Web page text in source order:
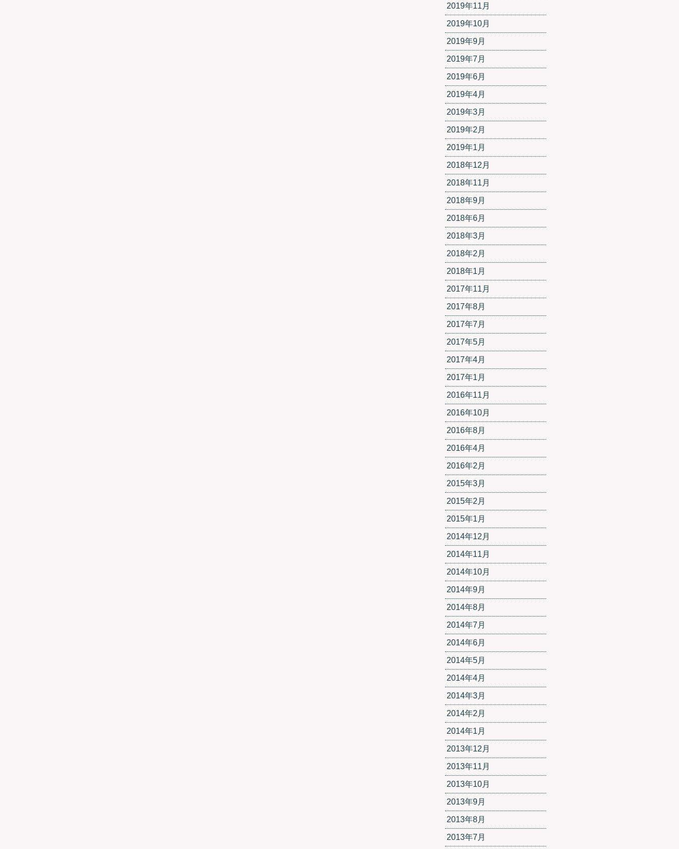
2019年11月
2019年10月
2019年9月
2019年7月
2019年6月
2019年4月
2019年3月
2019年2月
2019年1月
2018年12月
2018年11月
2018年9月
2018年6月
2018年3月
2018年2月
2018年1月
2017年11月
2017年8月
2017年7月
2017年5月
2017年4月
2017年1月
2016年11月
2016年10月
2016年8月
2016年4月
2016年2月
2015年3月
2015年2月
2015年1月
2014年12月
2014年11月
2014年10月
2014年9月
2014年8月
2014年7月
2014年6月
2014年5月
2014年4月
2014年3月
2014年2月
2014年1月
2013年12月
2013年11月
2013年10月
2013年9月
2013年8月
2013年7月